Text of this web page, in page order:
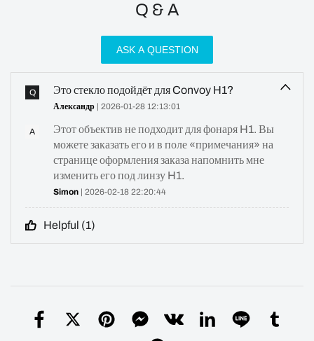
Q & A
ASK A QUESTION
Q Это стекло подойдёт для Convoy H1?
Александр | 2026-01-28 12:13:01
A
Этот объектив не подходит для фонаря H1. Вы
можете заказать его и в поле «примечания» на
странице оформления заказа напомнить мне
изменить его под линзу H1.
Simon | 2026-02-18 22:20:44
Helpful (1)